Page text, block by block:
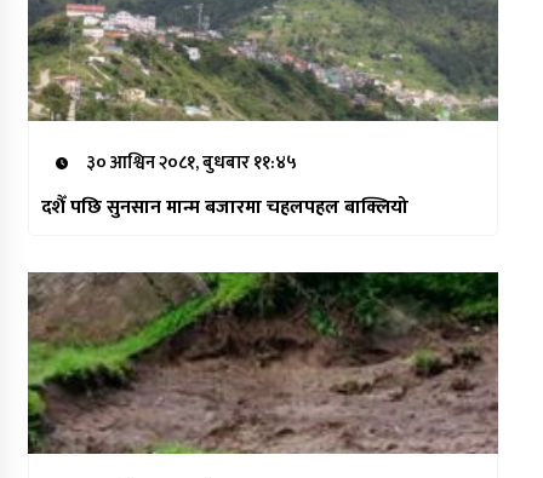
३० आश्विन २०८१, बुधबार ११:४५
दशैँ पछि सुनसान मान्म बजारमा चहलपहल बाक्लियो